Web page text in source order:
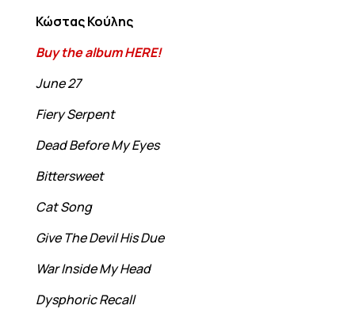
Κώστας Κούλης
Buy the album HERE!
June 27
Fiery Serpent
Dead Before My Eyes
Bittersweet
Cat Song
Give The Devil His Due
War Inside My Head
Dysphoric Recall